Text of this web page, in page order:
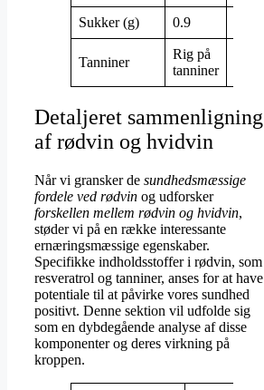
Sukker (g) 0.9
Tanniner
Rig på
tanniner
Detaljeret sammenligning
af rødvin og hvidvin
Når vi gransker de sundhedsmæssige
fordele ved rødvin og udforsker
forskellen mellem rødvin og hvidvin,
støder vi på en række interessante
ernæringsmæssige egenskaber.
Specifikke indholdsstoffer i rødvin, som
resveratrol og tanniner, anses for at have
potentiale til at påvirke vores sundhed
positivt. Denne sektion vil udfolde sig
som en dybdegående analyse af disse
komponenter og deres virkning på
kroppen.